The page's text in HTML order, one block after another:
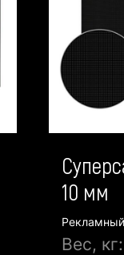
10 мм
Вес,